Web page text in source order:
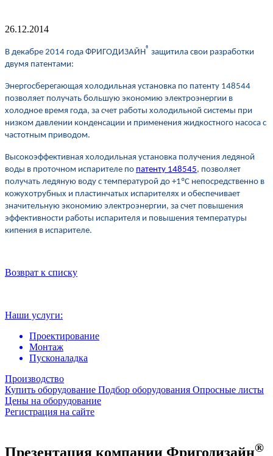
26.12.2014
В декабре 2014 года ФРИГОДИЗАЙН® защитила свои разработки
двумя патентами:
Энергосберегающая холодильная установка по патенту 148544
позволяет получать большую экономию электроэнергии в
холодное время года, за счет работы холодильной системы при
низком давлении конденсации и применения жидкостного насоса с
частотным приводом.
Высокоэффективная холодильная установка получения ледяной
воды в проточном испарителе по патенту 148545, позволяет
получать ледяную воду с температурой до +1ºС непосредственно в
кожухотрубных и пластинчатых испарителях и обеспечивает
значительную экономию электроэнергии, за счет повышения
эффективности работы испарителя и повышения температуры
кипения в испарителе.
Возврат к списку
Наши услуги:
Проектирование
Монтаж
Пусконаладка
Производство
Купить оборудование Подбор оборудования Опросные листы
Цены на оборудование
Регистрация на сайте
Презентация компании Фригодизайн®